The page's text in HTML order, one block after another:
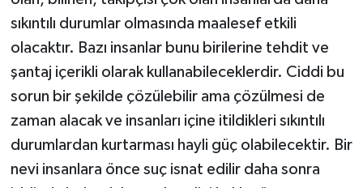
sıkıntılı durumlar olmasında maalesef etkili
olacaktır. Bazı insanlar bunu birilerine tehdit ve
şantaj içerikli olarak kullanabileceklerdir. Ciddi bu
sorun bir şekilde çözülebilir ama çözülmesi de
zaman alacak ve insanları içine itildikleri sıkıntılı
durumlardan kurtarması hayli güç olabilecektir. Bir
nevi insanlara önce suç isnat edilir daha sonra